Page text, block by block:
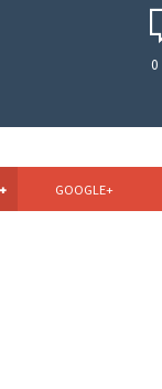
0
GOOGLE+